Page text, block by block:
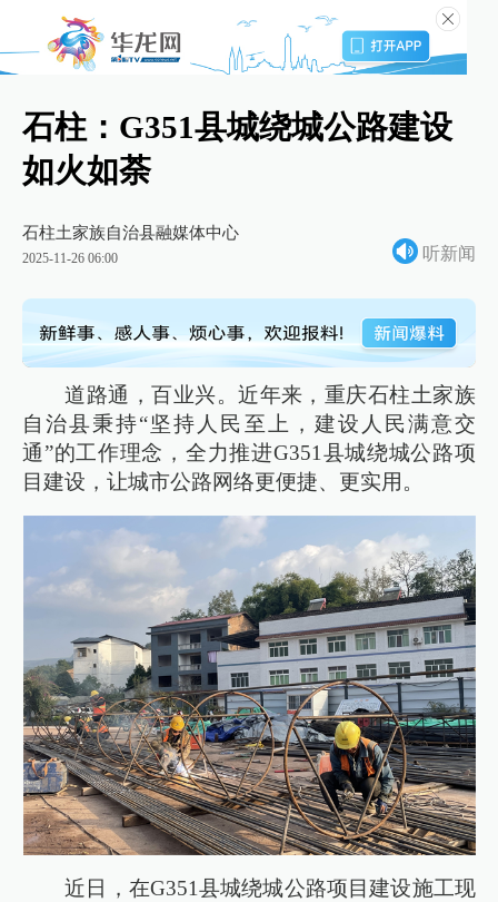
石柱：G351县城绕城公路建设
如火如荼
石柱土家族自治县融媒体中心
2025-11-26 06:00 听新闻
道路通，百业兴。近年来，重庆石柱土家族
自治县秉持“坚持人民至上，建设人民满意交
通”的工作理念，全力推进G351县城绕城公路项
目建设，让城市公路网络更便捷、更实用。
近日，在G351县城绕城公路项目建设施工现